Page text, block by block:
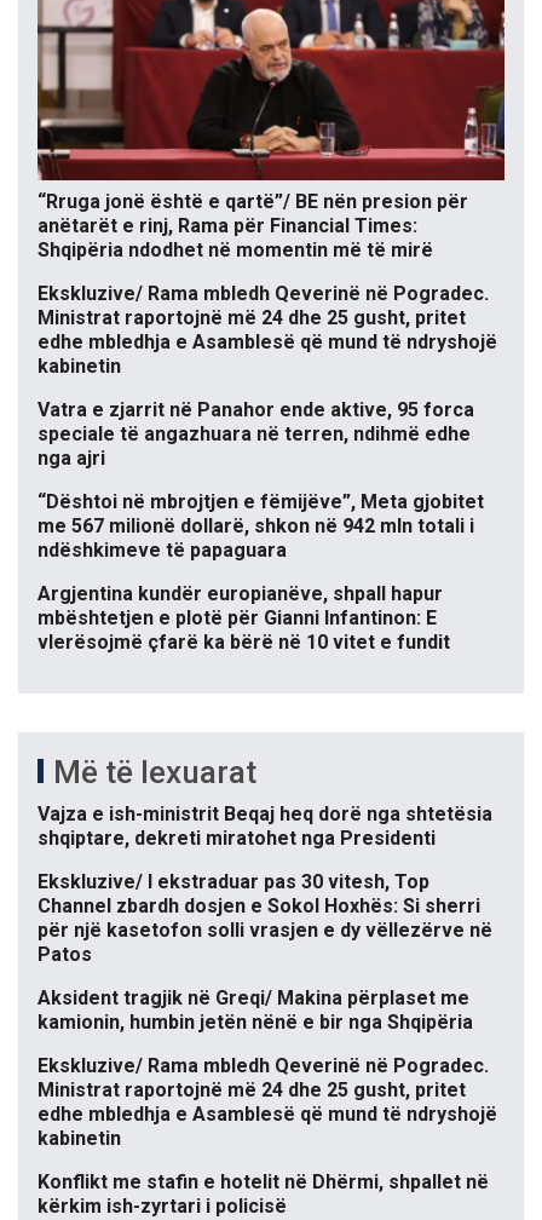
“Rruga jonë është e qartë”/ BE nën presion për
anëtarët e rinj, Rama për Financial Times:
Shqipëria ndodhet në momentin më të mirë
Ekskluzive/ Rama mbledh Qeverinë në Pogradec.
Ministrat raportojnë më 24 dhe 25 gusht, pritet
edhe mbledhja e Asamblesë që mund të ndryshojë
kabinetin
Vatra e zjarrit në Panahor ende aktive, 95 forca
speciale të angazhuara në terren, ndihmë edhe
nga ajri
“Dështoi në mbrojtjen e fëmijëve”, Meta gjobitet
me 567 milionë dollarë, shkon në 942 mln totali i
ndëshkimeve të papaguara
Argjentina kundër europianëve, shpall hapur
mbështetjen e plotë për Gianni Infantinon: E
vlerësojmë çfarë ka bërë në 10 vitet e fundit
Më të lexuarat
Vajza e ish-ministrit Beqaj heq dorë nga shtetësia
shqiptare, dekreti miratohet nga Presidenti
Ekskluzive/ I ekstraduar pas 30 vitesh, Top
Channel zbardh dosjen e Sokol Hoxhës: Si sherri
për një kasetofon solli vrasjen e dy vëllezërve në
Patos
Aksident tragjik në Greqi/ Makina përplaset me
kamionin, humbin jetën nënë e bir nga Shqipëria
Ekskluzive/ Rama mbledh Qeverinë në Pogradec.
Ministrat raportojnë më 24 dhe 25 gusht, pritet
edhe mbledhja e Asamblesë që mund të ndryshojë
kabinetin
Konflikt me stafin e hotelit në Dhërmi, shpallet në
kërkim ish-zyrtari i policisë